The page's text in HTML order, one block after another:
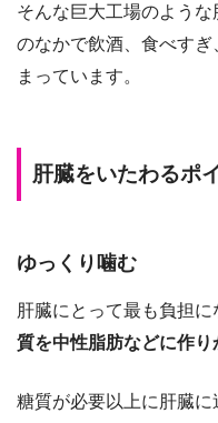
そんな巨大工場のよう
のなかで飲酒、食べす
まっています。
肝臓をいたわるポ
ゆっくり噛む
肝臓にとって最も負担に
質を中性脂肪などに作り
糖質が必要以上に肝臓